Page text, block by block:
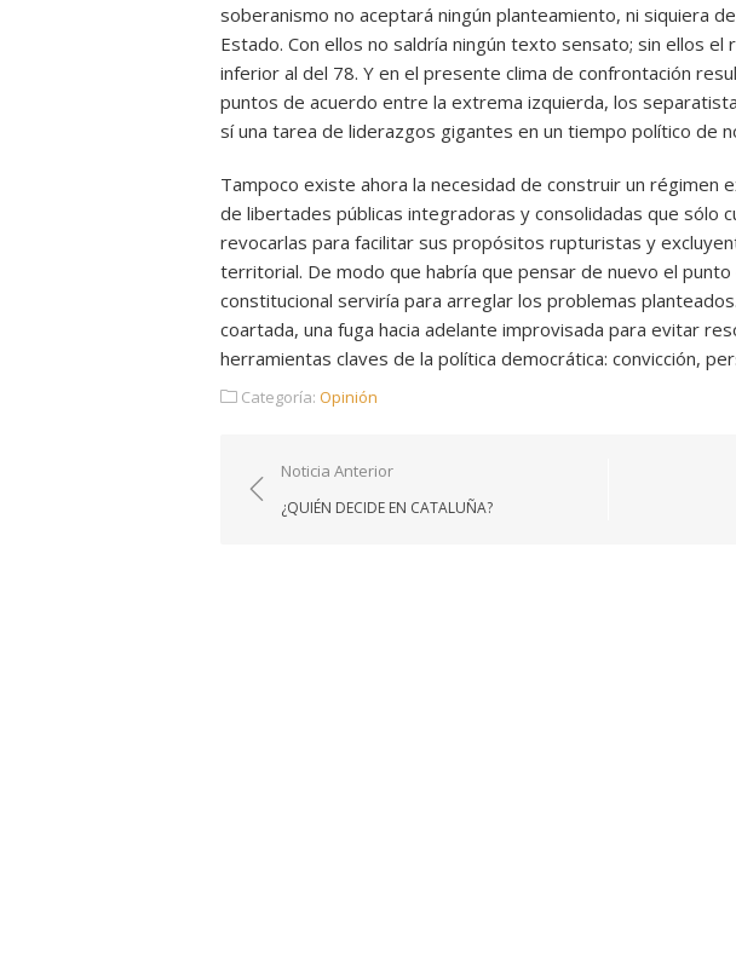
soberanismo no aceptará ningún planteamiento, ni siquiera
Estado. Con ellos no saldría ningún texto sensato; sin ellos
inferior al del 78. Y en el presente clima de confrontación
puntos de acuerdo entre la extrema izquierda, los
sí una tarea de liderazgos gigantes en un tiempo político de
Tampoco existe ahora la necesidad de construir un régimen
de libertades públicas integradoras y consolidadas que sólo
revocarlas para facilitar sus propósitos rupturistas y
territorial. De modo que habría que pensar de nuevo el punto
constitucional serviría para arreglar los problemas
coartada, una fuga hacia adelante improvisada para evitar
herramientas claves de la política democrática: convicción,
Categoría: Opinión
Navegación
de
Noticia Anterior
¿QUIÉN DECIDE EN CATALUÑA?